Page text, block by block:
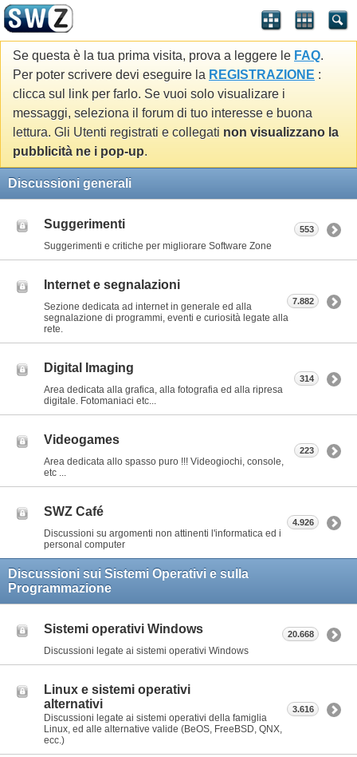
Se questa è la tua prima visita, prova a leggere le FAQ.
Per poter scrivere devi eseguire la REGISTRAZIONE :
clicca sul link per farlo. Se vuoi solo visualizare i
messaggi, seleziona il forum di tuo interesse e buona
lettura. Gli Utenti registrati e collegati non visualizzano la
pubblicità ne i pop-up.
Discussioni generali
Suggerimenti
Suggerimenti e critiche per migliorare Software Zone
553
Internet e segnalazioni
Sezione dedicata ad internet in generale ed alla
segnalazione di programmi, eventi e curiosità legate alla
rete.
7.882
Digital Imaging
Area dedicata alla grafica, alla fotografia ed alla ripresa
digitale. Fotomaniaci etc...
314
Videogames
Area dedicata allo spasso puro !!! Videogiochi, console,
etc ...
223
SWZ Café
Discussioni su argomenti non attinenti l'informatica ed i
personal computer
4.926
Discussioni sui Sistemi Operativi e sulla
Programmazione
Sistemi operativi Windows
Discussioni legate ai sistemi operativi Windows
20.668
Linux e sistemi operativi
alternativi
Discussioni legate ai sistemi operativi della famiglia
Linux, ed alle alternative valide (BeOS, FreeBSD, QNX,
ecc.)
3.616